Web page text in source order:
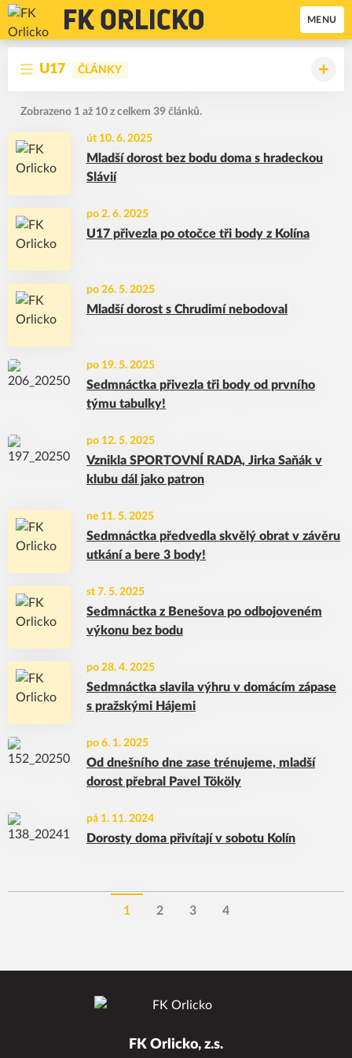
MENU
U17 ČLÁNKY
Zobrazeno 1 až 10 z celkem 39 článků.
út 10. 6. 2025
Mladší dorost bez bodu doma s hradeckou
Slávií
po 2. 6. 2025
U17 přivezla po otočce tři body z Kolína
po 26. 5. 2025
Mladší dorost s Chrudimí nebodoval
po 19. 5. 2025
Sedmnáctka přivezla tři body od prvního
týmu tabulky!
po 12. 5. 2025
Vznikla SPORTOVNÍ RADA, Jirka Saňák v
klubu dál jako patron
ne 11. 5. 2025
Sedmnáctka předvedla skvělý obrat v závěru
utkání a bere 3 body!
st 7. 5. 2025
Sedmnáctka z Benešova po odbojoveném
výkonu bez bodu
po 28. 4. 2025
Sedmnáctka slavila výhru v domácím zápase
s pražskými Hájemi
po 6. 1. 2025
Od dnešního dne zase trénujeme, mladší
dorost přebral Pavel Tököly
pá 1. 11. 2024
Dorosty doma přivítají v sobotu Kolín
1 2 3 4
FK Orlicko, z.s.